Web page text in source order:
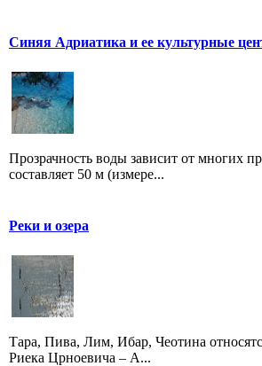
Синяя Адриатика и ее культурные
Прозрачность воды зависит от многих
составляет 50 м (измере...
Реки и озера
Тара, Пива, Лим, Ибар, Чеотина
Риека Црноевича – А...